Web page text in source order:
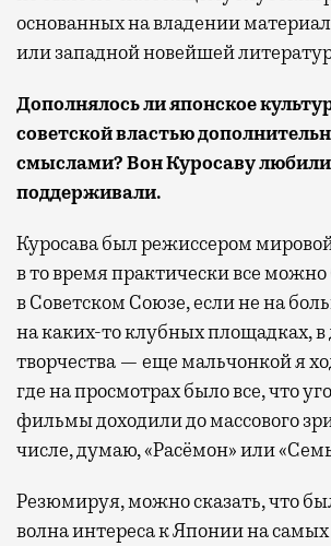
основанных на владении
или западной новейшей
Дополнялось ли японское
советской властью
смыслами?Вон Куросаву
поддерживали.
Куросава был режиссером
в то время практически все
в Советском Союзе, если не на
на каких-то клубных площадках, в
творчества — еще мальчонкой я
где на просмотрах было все, что
фильмы доходили до массового
числе, думаю, «Расёмон» или
Резюмируя, можно сказать, что
волна интереса к Японии на